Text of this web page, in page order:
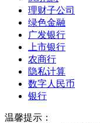
理财子公司
绿色金融
广发银行
上市银行
农商行
隐私计算
数字人民币
银行
温馨提示：